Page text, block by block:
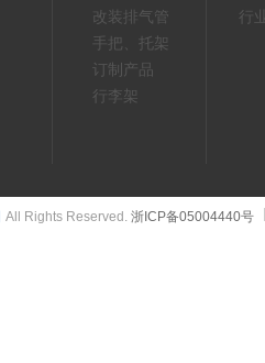
改装排气管
手把、托架
订制产品
行李架
行
All Rights Reserved. 浙ICP备05004440号